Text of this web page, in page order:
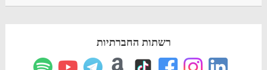
רשתות החברתיות